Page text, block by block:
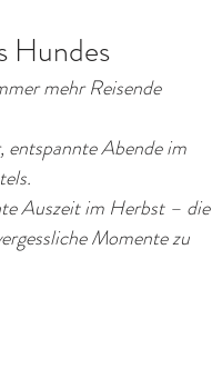
Hundes
mehr Reisende
entspannte Abende im
Auszeit im Herbst – die
Momente zu